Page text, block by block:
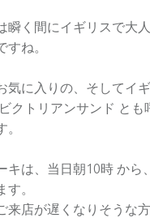
瞬く間にイギリスで大
ね。
気に入りの、そしてイ
クトリアンサンド と
キは、当日朝10時 から
。
来店が遅くなりそうな